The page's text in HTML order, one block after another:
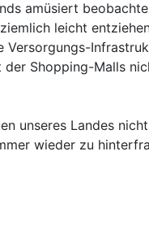
amüsiert
leicht
Versorgungs-
Shopping-Malls
unseres Landes
wieder zu